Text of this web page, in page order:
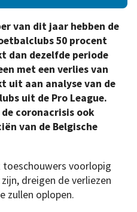
van dit jaar hebben de
50 procent
dan dezelfde periode
met een verlies van
uit aan analyse van de
uit de Pro League.
coronacrisis ook
van de Belgische
voorlopig
dreigen de verliezen
zullen oplopen.